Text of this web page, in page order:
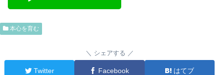
本心を育む
シェアする
Twitter Facebook はてブ